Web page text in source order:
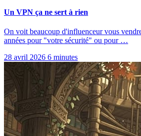
Un VPN ça ne sert à rien
On voit beaucoup d'influenceur vous
années pour "votre sécurité" ou pour …
28 avril 2026 6 minutes